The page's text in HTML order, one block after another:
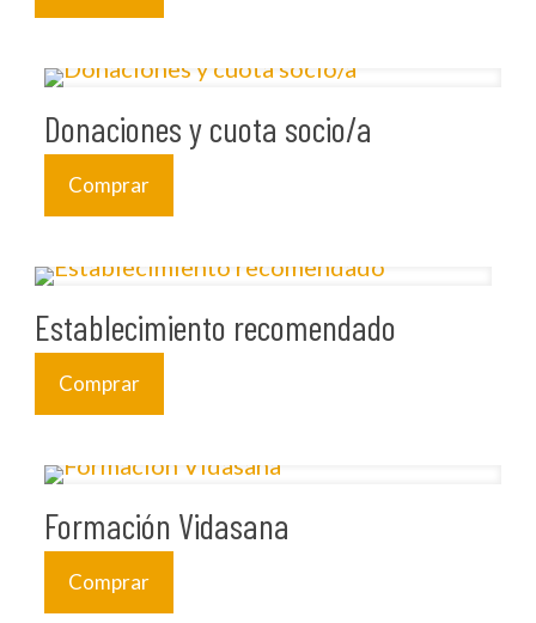
Donaciones y cuota socio/a
Comprar
Establecimiento recomendado
Comprar
Formación Vidasana
Comprar